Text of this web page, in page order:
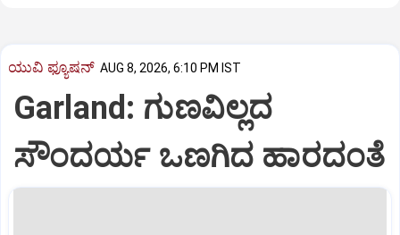
ಯುವಿ ಫ್ಯೂಷನ್ AUG 8, 2026, 6:10 PM IST
Garland: ಗುಣವಿಲ್ಲದ
ಸೌಂದರ್ಯ ಒಣಗಿದ ಹಾರದಂತೆ